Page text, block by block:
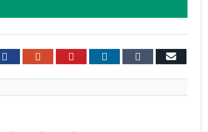
FacebookGoogle+Pinterest
LinkedInTumblrEmail